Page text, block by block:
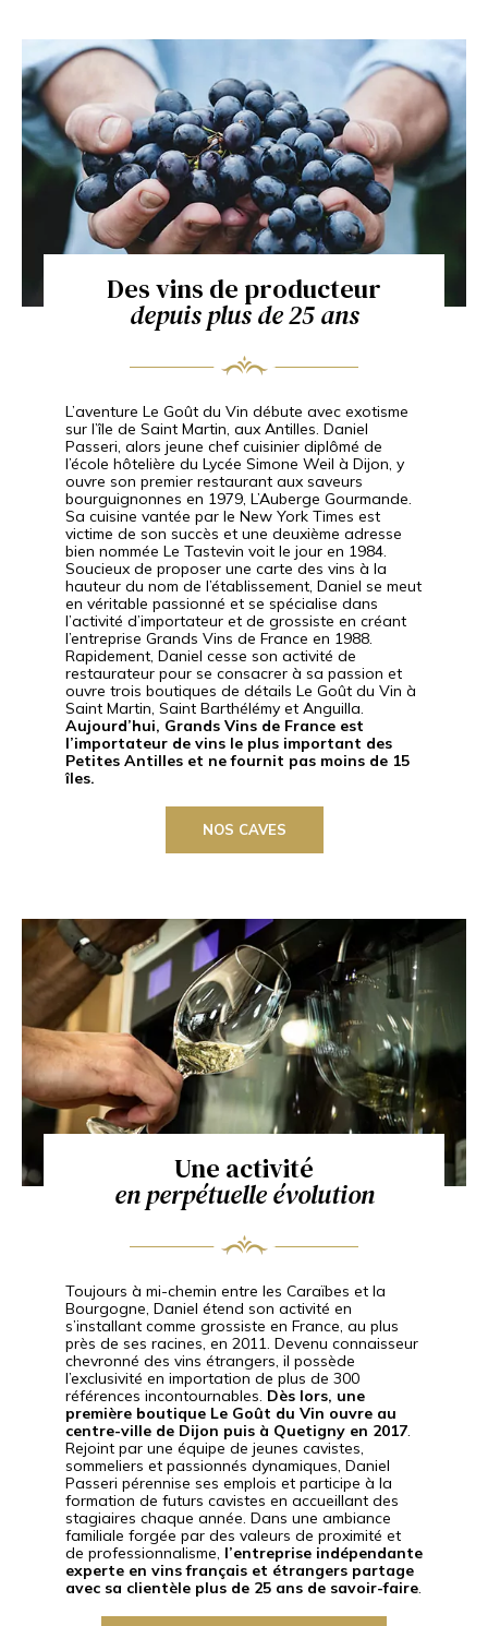
Des vins de producteur
depuis plus de 25 ans
L’aventure Le Goût du Vin débute avec exotisme
sur l’île de Saint Martin, aux Antilles. Daniel
Passeri, alors jeune chef cuisinier diplômé de
l’école hôtelière du Lycée Simone Weil à Dijon, y
ouvre son premier restaurant aux saveurs
bourguignonnes en 1979, L’Auberge Gourmande.
Sa cuisine vantée par le New York Times est
victime de son succès et une deuxième adresse
bien nommée Le Tastevin voit le jour en 1984.
Soucieux de proposer une carte des vins à la
hauteur du nom de l’établissement, Daniel se meut
en véritable passionné et se spécialise dans
l’activité d’importateur et de grossiste en créant
l’entreprise Grands Vins de France en 1988.
Rapidement, Daniel cesse son activité de
restaurateur pour se consacrer à sa passion et
ouvre trois boutiques de détails Le Goût du Vin à
Saint Martin, Saint Barthélémy et Anguilla.
Aujourd’hui, Grands Vins de France est
l’importateur de vins le plus important des
Petites Antilles et ne fournit pas moins de 15
îles.
NOS CAVES
Une activité
en perpétuelle évolution
Toujours à mi-chemin entre les Caraïbes et la
Bourgogne, Daniel étend son activité en
s’installant comme grossiste en France, au plus
près de ses racines, en 2011. Devenu connaisseur
chevronné des vins étrangers, il possède
l’exclusivité en importation de plus de 300
références incontournables. Dès lors, une
première boutique Le Goût du Vin ouvre au
centre-ville de Dijon puis à Quetigny en 2017.
Rejoint par une équipe de jeunes cavistes,
sommeliers et passionnés dynamiques, Daniel
Passeri pérennise ses emplois et participe à la
formation de futurs cavistes en accueillant des
stagiaires chaque année. Dans une ambiance
familiale forgée par des valeurs de proximité et
de professionnalisme, l’entreprise indépendante
experte en vins français et étrangers partage
avec sa clientèle plus de 25 ans de savoir-faire.